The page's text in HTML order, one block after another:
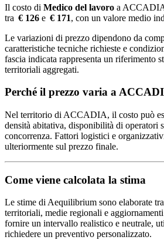
Il costo di Medico del lavoro a
tra € 126 e € 171, con un valore medio
Le variazioni di prezzo dipendono da
caratteristiche tecniche richieste e
fascia indicata rappresenta un riferimento
territoriali aggregati.
Perché il prezzo varia a
Nel territorio di ACCADIA, il costo può
densità abitativa, disponibilità di operatori
concorrenza. Fattori logistici e
ulteriormente sul prezzo finale.
Come viene calcolata la stima
Le stime di Aequilibrium sono elaborate
territoriali, medie regionali e
fornire un intervallo realistico e neutrale,
richiedere un preventivo personalizzato.